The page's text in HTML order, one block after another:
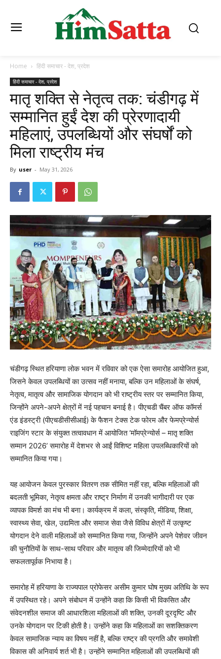
Home हिंदी समाचार - देश, प्रदेश
हिंदी समाचार - देश, प्रदेश
मातृ शक्ति से नेतृत्व तक: चंडीगढ़ में
सम्मानित हुईं देश की प्रेरणादायी
महिलाएं, उपलब्धियों और संघर्षों को
मिला राष्ट्रीय मंच
By user - May 31, 2026
चंडीगढ़ स्थित हरियाणा लोक भवन में रविवार को एक ऐसा समारोह आयोजित हुआ,
जिसने केवल उपलब्धियों का उत्सव नहीं मनाया, बल्कि उन महिलाओं के संघर्ष,
नेतृत्व, मातृत्व और सामाजिक योगदान को भी राष्ट्रीय स्तर पर सम्मानित किया,
जिन्होंने अपने-अपने क्षेत्रों में नई पहचान बनाई है। पीएचडी चैंबर ऑफ कॉमर्स
एंड इंडस्ट्री (पीएचडीसीसीआई) के फैशन टेक्स टेक फोरम और फेमप्रेन्योर्स
राइजिंग स्टार के संयुक्त तत्वावधान में आयोजित ‘मॉमप्रेन्योर्स – मातृ शक्ति
सम्मान 2026’ समारोह में देशभर से आईं विशिष्ट महिला उपलब्धिकारियों को
सम्मानित किया गया।
यह आयोजन केवल पुरस्कार वितरण तक सीमित नहीं रहा, बल्कि महिलाओं की
बदलती भूमिका, नेतृत्व क्षमता और राष्ट्र निर्माण में उनकी भागीदारी पर एक
व्यापक विमर्श का मंच भी बना। कार्यक्रम में कला, संस्कृति, मीडिया, शिक्षा,
स्वास्थ्य सेवा, खेल, उद्यमिता और समाज सेवा जैसे विविध क्षेत्रों में उत्कृष्ट
योगदान देने वाली महिलाओं को सम्मानित किया गया, जिन्होंने अपने पेशेवर जीवन
की चुनौतियों के साथ-साथ परिवार और मातृत्व की जिम्मेदारियों को भी
सफलतापूर्वक निभाया है।
समारोह में हरियाणा के राज्यपाल प्रोफेसर असीम कुमार घोष मुख्य अतिथि के रूप
में उपस्थित रहे। अपने संबोधन में उन्होंने कहा कि किसी भी विकसित और
संवेदनशील समाज की आधारशिला महिलाओं की शक्ति, उनकी दूरदृष्टि और
उनके योगदान पर टिकी होती है। उन्होंने कहा कि महिलाओं का सशक्तिकरण
केवल सामाजिक न्याय का विषय नहीं है, बल्कि राष्ट्र की प्रगति और समावेशी
विकास की अनिवार्य शर्त भी है। उन्होंने सम्मानित महिलाओं की उपलब्धियों की